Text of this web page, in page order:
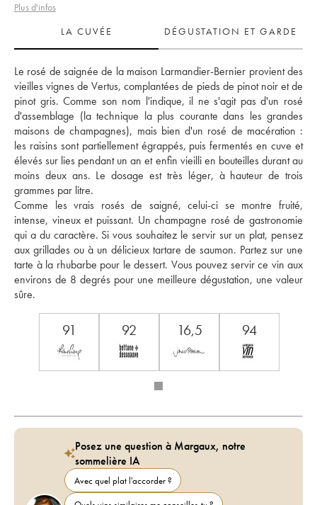
Plus d'infos
LA CUVÉE
DÉGUSTATION ET GARDE
Le rosé de saignée de la maison Larmandier-Bernier provient des
vieilles vignes de Vertus, complantées de pieds de pinot noir et de
pinot gris. Comme son nom l'indique, il ne s'agit pas d'un rosé
d'assemblage (la technique la plus courante dans les grandes
maisons de champagnes), mais bien d'un rosé de macération :
les raisins sont partiellement égrappés, puis fermentés en cuve et
élevés sur lies pendant un an et enfin vieilli en bouteilles durant au
moins deux ans. Le dosage est très léger, à hauteur de trois
grammes par litre.
Comme les vrais rosés de saigné, celui-ci se montre fruité,
intense, vineux et puissant. Un champagne rosé de gastronomie
qui a du caractère. Si vous souhaitez le servir sur un plat, pensez
aux grillades ou à un délicieux tartare de saumon. Partez sur une
tarte à la rhubarbe pour le dessert. Vous pouvez servir ce vin aux
environs de 8 degrés pour une meilleure dégustation, une valeur
sûre.
91 92 16,5 94
Posez une question à Margaux, notre
sommelière IA
Avec quel plat l'accorder ?